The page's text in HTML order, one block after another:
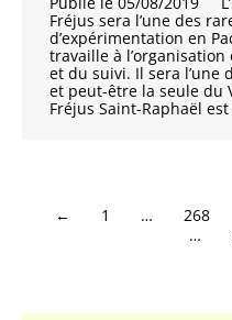
Fréjus sera l’une des
d’expérimentation en
travaille à
et du suivi. Il sera l’une
et peut-être la seule du
Fréjus Saint-Raphaël
← 1 … 268
…